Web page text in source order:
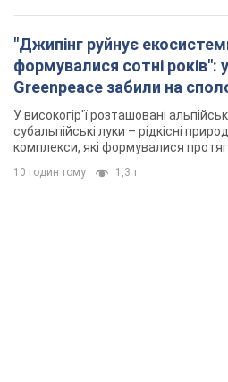
"Джипінг руйнує
формувалися сотні років": у
Greenpeace забили на
У високогір'ї розташовані
субальпійські луки – рідкісні
комплекси, які формувалися
10 годин тому 1,3 т.